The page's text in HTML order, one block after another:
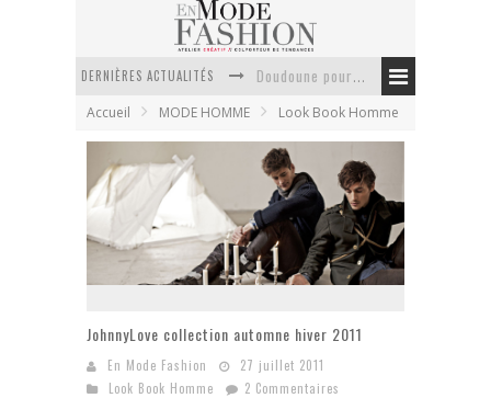
DERNIÈRES ACTUALITÉS
Doudoune pour femme : choisir la pièce idéale entre style, chaleur et durabilité
La trousse de toilette : l’accessoire indispensable de voyage
Week-end spa en automne : quel maillot de bain choisir ?
Pourquoi le costume sur mesure à Paris est un incontournable de l’élégance contemporaine ?
Anti chute cheveux homme : quelles solutions pour renforcer sa chevelure ?
Le retour du cachemire version casual
Accueil MODE HOMME Look Book Homme
JohnnyLove collection automne hiver 2011
En Mode Fashion
27 juillet 2011
Look Book Homme
2 Commentaires